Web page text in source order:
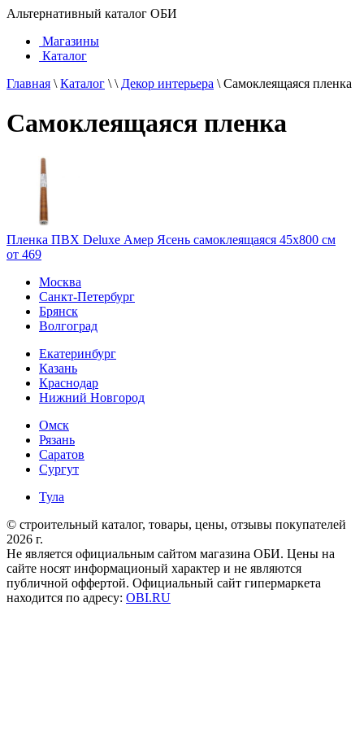
Альтернативный каталог ОБИ
Магазины
Каталог
Главная \ Каталог \ \ Декор интерьера \ Самоклеящаяся пленка
Самоклеящаяся пленка
Пленка ПВХ Deluxe Амер Ясень самоклеящаяся 45х800 см
от 469
Москва
Санкт-Петербург
Брянск
Волгоград
Екатеринбург
Казань
Краснодар
Нижний Новгород
Омск
Рязань
Саратов
Сургут
Тула
© строительный каталог, товары, цены, отзывы покупателей
2026 г.
Не является официальным сайтом магазина ОБИ. Цены на
сайте носят информационый характер и не являются
публичной оффертой. Официальный сайт гипермаркета
находится по адресу: OBI.RU